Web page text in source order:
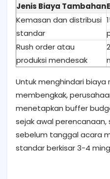
Jenis Biaya Tambahan
Kemasan dan distribusi
standar
Rush order atau
produksi mendesak
Untuk menghindari biaya
membengkak,
menetapkan buffer
sejak awal
sebelum tanggal acara
standar berkisar 3-4